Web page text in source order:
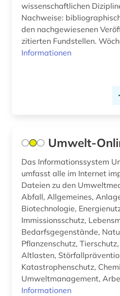
nachhaltigkeit (3)
nachrichtentechnik (1)
produktsicherheit (1)
recht (1)
regeln der technik (1)
restaurierung (1)
review (1)
wissenschaftlichen
Nachweise:
den nachgewiesenen
zitierten Fundstellen.
Informationen
Umwelt-
Das Informationssystem
umfasst alle im Internet
Dateien zu den
Abfall, Allgemeines,
Biotechnologie,
Immissionsschutz,
Bedarfsgegenstände,
Pflanzenschutz,
Altlasten,
Katastrophenschutz,
Umweltmanagement,
Informationen